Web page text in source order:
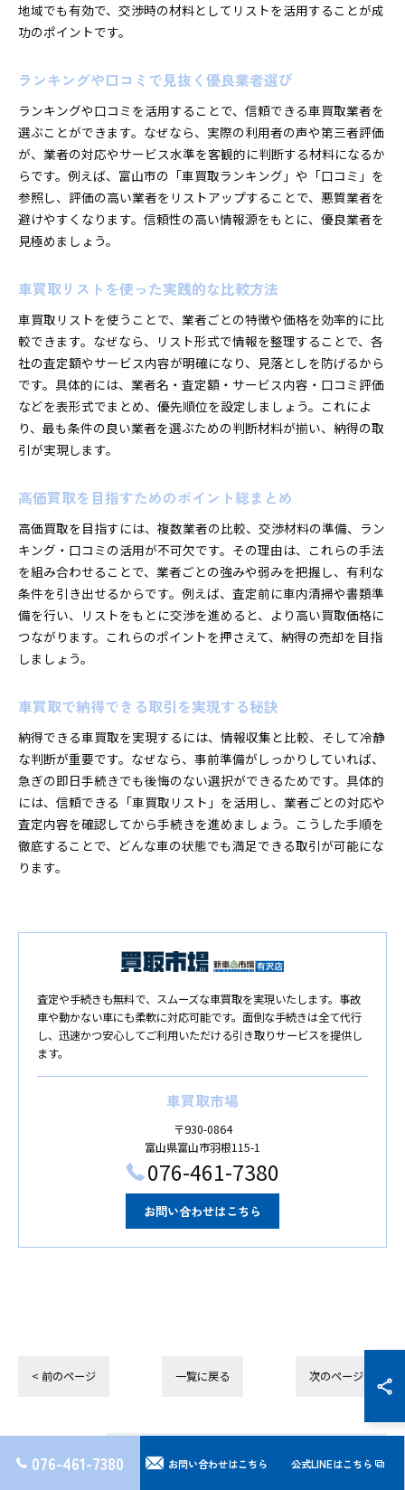
地域でも有効で、交渉時の材料としてリストを活用することが成
功のポイントです。
ランキングや口コミで見抜く優良業者選び
ランキングや口コミを活用することで、信頼できる車買取業者を
選ぶことができます。なぜなら、実際の利用者の声や第三者評価
が、業者の対応やサービス水準を客観的に判断する材料になるか
らです。例えば、富山市の「車買取ランキング」や「口コミ」を
参照し、評価の高い業者をリストアップすることで、悪質業者を
避けやすくなります。信頼性の高い情報源をもとに、優良業者を
見極めましょう。
車買取リストを使った実践的な比較方法
車買取リストを使うことで、業者ごとの特徴や価格を効率的に比
較できます。なぜなら、リスト形式で情報を整理することで、各
社の査定額やサービス内容が明確になり、見落としを防げるから
です。具体的には、業者名・査定額・サービス内容・口コミ評価
などを表形式でまとめ、優先順位を設定しましょう。これによ
り、最も条件の良い業者を選ぶための判断材料が揃い、納得の取
引が実現します。
高価買取を目指すためのポイント総まとめ
高価買取を目指すには、複数業者の比較、交渉材料の準備、ラン
キング・口コミの活用が不可欠です。その理由は、これらの手法
を組み合わせることで、業者ごとの強みや弱みを把握し、有利な
条件を引き出せるからです。例えば、査定前に車内清掃や書類準
備を行い、リストをもとに交渉を進めると、より高い買取価格に
つながります。これらのポイントを押さえて、納得の売却を目指
しましょう。
車買取で納得できる取引を実現する秘訣
納得できる車買取を実現するには、情報収集と比較、そして冷静
な判断が重要です。なぜなら、事前準備がしっかりしていれば、
急ぎの即日手続きでも後悔のない選択ができるためです。具体的
には、信頼できる「車買取リスト」を活用し、業者ごとの対応や
査定内容を確認してから手続きを進めましょう。こうした手順を
徹底することで、どんな車の状態でも満足できる取引が可能にな
ります。
査定や手続きも無料で、スムーズな車買取を実現いたします。事故
車や動かない車にも柔軟に対応可能です。面倒な手続きは全て代行
し、迅速かつ安心してご利用いただける引き取りサービスを提供し
ます。
車買取市場
〒930-0864
富山県富山市羽根115-1
076-461-7380
お問い合わせはこちら
< 前のページ 一覧に戻る 次のページ >
最近の投稿 Recent Posts
076-461-7380 お問い合わせはこちら 公式LINEはこちら